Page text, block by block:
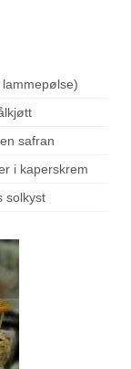
safran
i kaperskrem
solkyst